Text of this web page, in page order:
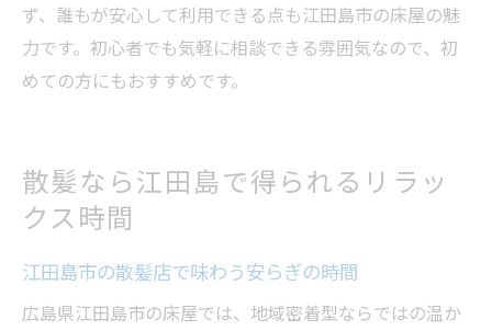
ず、誰もが安心して利用できる点も江田島市の床屋の魅
力です。初心者でも気軽に相談できる雰囲気なので、初
めての方にもおすすめです。
散髪なら江田島で得られるリラッ
クス時間
江田島市の散髪店で味わう安らぎの時間
広島県江田島市の床屋では、地域密着型ならではの温か